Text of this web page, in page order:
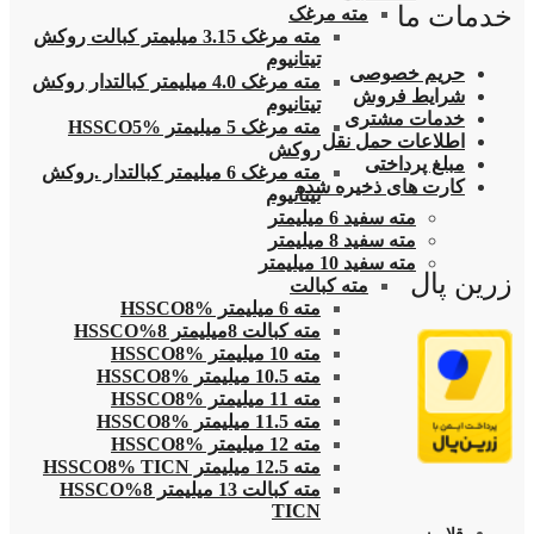
مته مرغک
مته مرغک 3.15 میلیمتر کبالت روکش
تیتانیوم
مته مرغک 4.0 میلیمتر کبالتدار روکش
تیتانیوم
مته مرغک 5 میلیمتر HSSCO5%
روکش
مته مرغک 6 میلیمتر کبالتدار .روکش
تیتانیوم
مته سفید 6 میلیمتر
مته سفید 8 میلیمتر
مته سفید 10 میلیمتر
مته کبالت
مته 6 میلیمتر HSSCO8%
مته کبالت 8میلیمتر 8%HSSCO
مته 10 میلیمتر HSSCO8%
مته 10.5 میلیمتر HSSCO8%
مته 11 میلیمتر HSSCO8%
مته 11.5 میلیمتر HSSCO8%
مته 12 میلیمتر HSSCO8%
مته 12.5 میلیمتر HSSCO8% TICN
مته کبالت 13 میلیمتر 8%HSSCO
TICN
خدمات ما
حریم خصوصی
شرایط فروش
خدمات مشتری
اطلاعات حمل نقل
مبلغ پرداختی
کارت های ذخیره شده
زرین پال